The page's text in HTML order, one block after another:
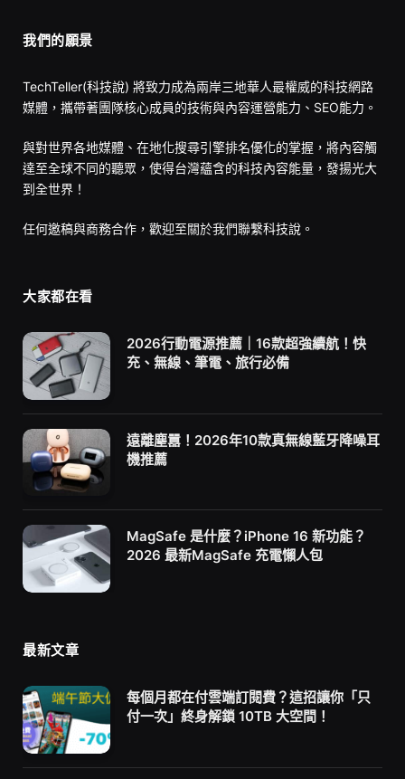
我們的願景
TechTeller(科技說) 將致力成為兩岸三地華人最權威的科技網路
媒體，攜帶著團隊核心成員的技術與內容運營能力、SEO能力。
與對世界各地媒體、在地化搜尋引擎排名優化的掌握，將內容觸
達至全球不同的聽眾，使得台灣蘊含的科技內容能量，發揚光大
到全世界！
任何邀稿與商務合作，歡迎至關於我們聯繫科技說。
大家都在看
2026行動電源推薦｜16款超強續航！快
充、無線、筆電、旅行必備
遠離塵囂！2026年10款真無線藍牙降噪耳
機推薦
MagSafe 是什麼？iPhone 16 新功能？
2026 最新MagSafe 充電懶人包
最新文章
每個月都在付雲端訂閱費？這招讓你「只
付一次」終身解鎖 10TB 大空間！